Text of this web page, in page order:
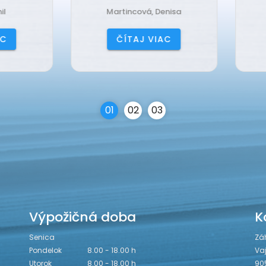
Jančová, Katarína
01 02 03
Výpožičná doba
Senica
Pondelok
8.00 - 18.00 h
Utorok
8.00 - 18.00 h